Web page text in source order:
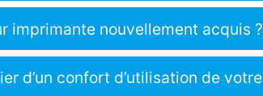
imprimante nouvellement acquis ?
d’un confort d’utilisation de votre